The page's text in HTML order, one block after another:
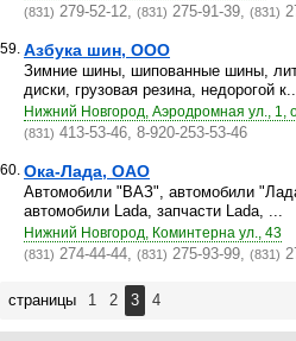
(831) 279-52-12, (831) 275-91-39, (831)
59. Азбука шин, ООО
Зимние шины, шипованные шины,
диски, грузовая резина, недорогой
Нижний Новгород, Аэродромная ул., 1,
(831) 413-53-46, 8-920-253-53-46
60. Ока-Лада, ОАО
Автомобили "ВАЗ", автомобили
автомобили Lada, запчасти Lada, ...
Нижний Новгород, Коминтерна ул., 43
(831) 274-44-44, (831) 275-93-99, (831)
страницы 1 2 3 4